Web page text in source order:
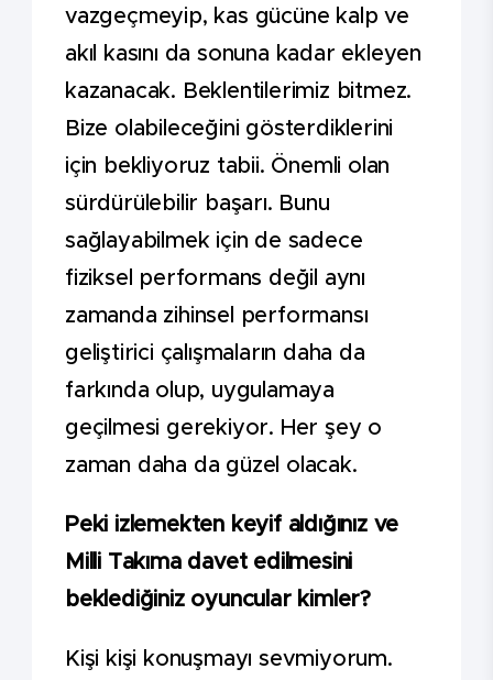
vazgeçmeyip, kas gücüne kalp ve
akıl kasını da sonuna kadar ekleyen
kazanacak. Beklentilerimiz bitmez.
Bize olabileceğini gösterdiklerini
için bekliyoruz tabii. Önemli olan
sürdürülebilir başarı. Bunu
sağlayabilmek için de sadece
fiziksel performans değil aynı
zamanda zihinsel performansı
geliştirici çalışmaların daha da
farkında olup, uygulamaya
geçilmesi gerekiyor. Her şey o
zaman daha da güzel olacak.
Peki izlemekten keyif aldığınız ve
Milli Takıma davet edilmesini
beklediğiniz oyuncular kimler?
Kişi kişi konuşmayı sevmiyorum.